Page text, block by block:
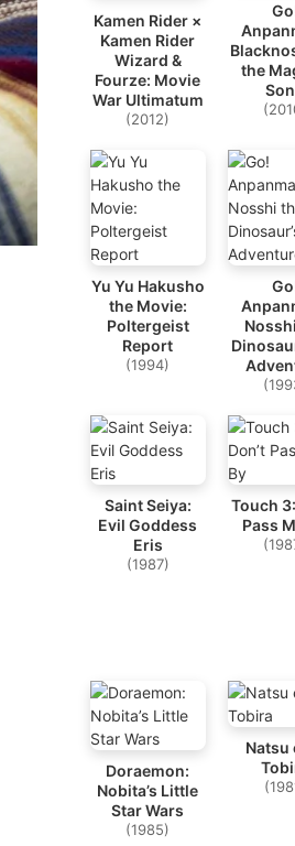
Kamen Rider ×
Kamen Rider
Wizard &
Fourze: Movie
War Ultimatum
(2012)
the
Yu Yu Hakusho
the Movie:
Poltergeist
Report
(1994)
Saint Seiya:
Evil Goddess
Eris
(1987)
Touch
Pass
Doraemon:
Nobita’s Little
Star Wars
(1985)
Natsu